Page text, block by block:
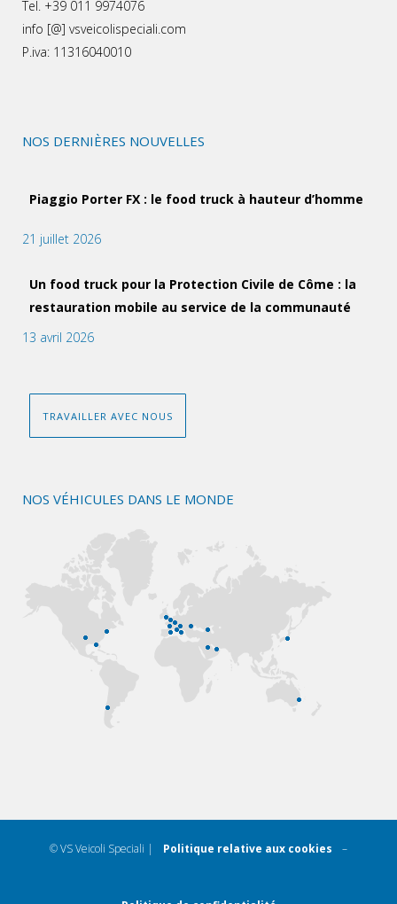
Tel. +39 011 9974076
info [@] vsveicolispeciali.com
P.iva: 11316040010
NOS DERNIÈRES NOUVELLES
Piaggio Porter FX : le food truck à hauteur d’homme
21 juillet 2026
Un food truck pour la Protection Civile de Côme : la
restauration mobile au service de la communauté
13 avril 2026
TRAVAILLER AVEC NOUS
NOS VÉHICULES DANS LE MONDE
© VS Veicoli Speciali | Politique relative aux cookies –